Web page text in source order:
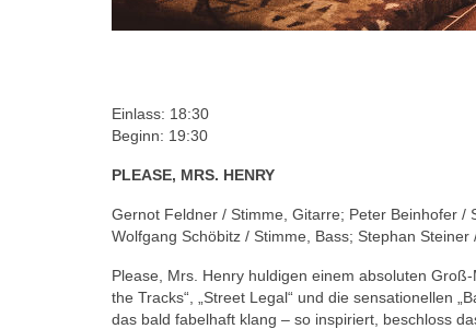
Einlass: 18:30
Beginn: 19:30
PLEASE, MRS. HENRY
Gernot Feldner / Stimme, Gitarre; Peter Beinhofer /
Wolfgang Schöbitz / Stimme, Bass; Stephan Steiner
Please, Mrs. Henry huldigen einem absoluten
the Tracks“, „Street Legal“ und die sensationellen
das bald fabelhaft klang – so inspiriert, beschloss